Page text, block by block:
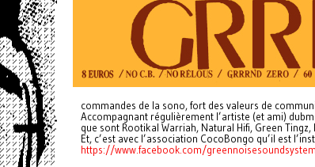
commandes de la sono, fort des valeurs de
Accompagnant régulièrement l’artiste (et ami)
que sont Rootikal Warriah, Natural Hifi, Green Tingz,
Et, c’est avec l’association CocoBongo qu’il est
https://www.facebook.com/